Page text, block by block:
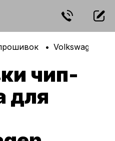
Volkswagen
чип-
для